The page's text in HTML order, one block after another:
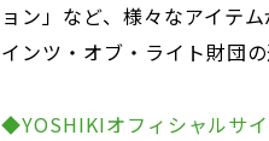
ョン」など、様々なアイテ
インツ・オブ・ライト財団
◆YOSHIKIオフィシャルサ